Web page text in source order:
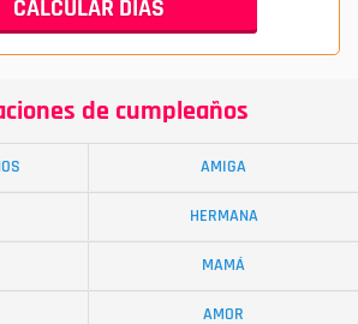
de cumpleaños
AMIGA
HERMANA
MAMÁ
AMOR